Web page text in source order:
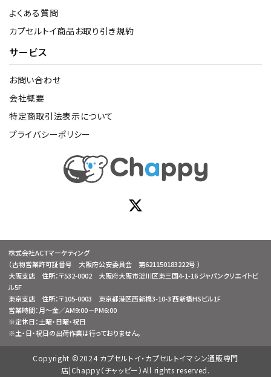
よくある質問
カプセルトイ商品お取り引き規約
サービス
お問い合わせ
会社概要
特定商取引法表示について
プライバシーポリシー
株式会社ACTマーケティング
（古物営業許可証番号 大阪府公安委員会 第621150183222号 ）
大阪支店 住所：〒532-0002 大阪府大阪市淀川区東三国4-1-16 ジャパンクリエイトビ
ル5F
東京支店 住所：〒105-0003 東京都港区西新橋3-10-3 西新橋HSビル1F
営業時間：月～金／AM9:00－PM6:00
※定休日：土曜・日曜・祝日
※土・日・祝日の出荷作業は行っておりません。
Copyright ©2024 カプセルトイ・カプセルトイマシン通販専門
店|Chappy（チャッピー）All rights reserved.